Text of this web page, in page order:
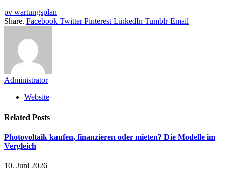
pv wartungsplan
Share. Facebook Twitter Pinterest LinkedIn Tumblr Email
Administrator
Website
Related Posts
Photovoltaik kaufen, finanzieren oder mieten? Die Modelle im
Vergleich
10. Juni 2026